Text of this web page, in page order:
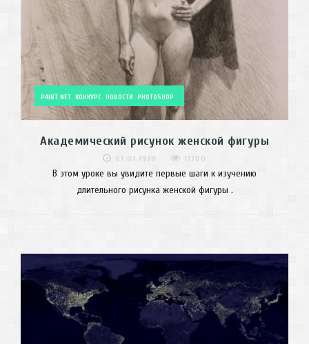
PAINT.NET КОНКУРС НОВОСТИ PHOTOSHOP
Академический рисунок женской фигуры
01.01.1970 11700
В этом уроке вы увидите первые шаги к изучению
длительного рисунка женской фигуры .